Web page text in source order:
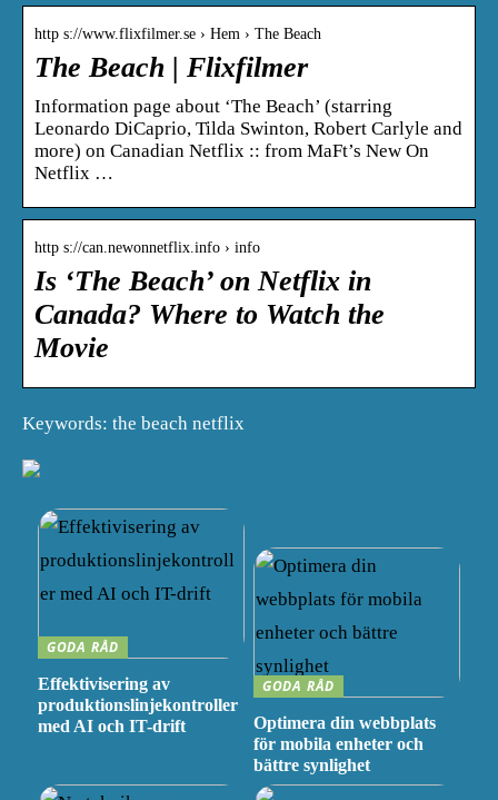
http s://www.flixfilmer.se › Hem › The Beach
The Beach | Flixfilmer
Information page about ‘The Beach’ (starring
Leonardo DiCaprio, Tilda Swinton, Robert Carlyle and
more) on Canadian Netflix :: from MaFt’s New On
Netflix …
http s://can.newonnetflix.info › info
Is ‘The Beach’ on Netflix in
Canada? Where to Watch the
Movie
Keywords: the beach netflix
GODA RÅD
Effektivisering av
produktionslinjekontroller
med AI och IT-drift
GODA RÅD
Optimera din webbplats
för mobila enheter och
bättre synlighet